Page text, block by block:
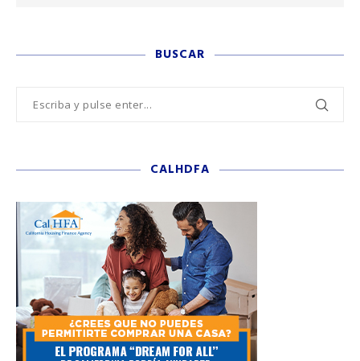
BUSCAR
CALHDFA